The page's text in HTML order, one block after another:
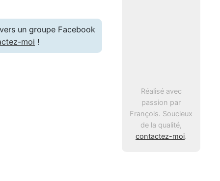
Réalisé avec
passion par
François. Soucieux
de la qualité,
contactez-moi.
un groupe Facebook
moi !